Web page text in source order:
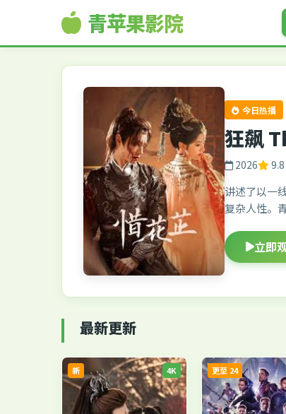
青苹果影院
今日热播
狂飙
2026
讲述了以一
复杂人性。
立即
最新更新
4K
新 更至 24